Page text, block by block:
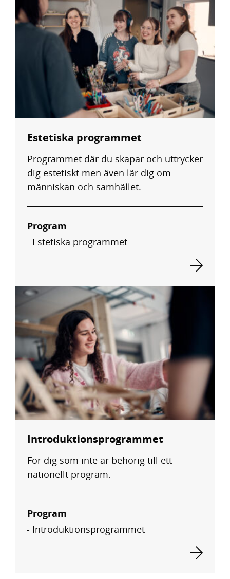
Estetiska programmet
Programmet där du skapar och uttrycker
dig estetiskt men även lär dig om
människan och samhället.
Program
Estetiska programmet
Introduktions­programmet
För dig som inte är behörig till ett
nationellt program.
Program
Introduktionsprogrammet